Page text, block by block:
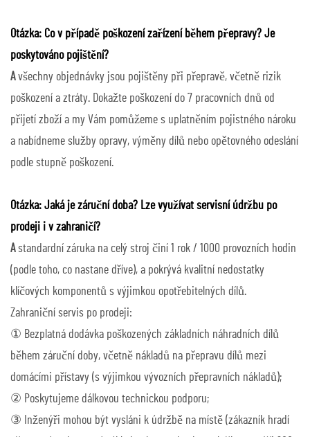
Otázka: Co v případě poškození zařízení během přepravy? Je
poskytováno pojištění?
Avšechny objednávky jsou pojištěny při přepravě, včetně rizik
poškození a ztráty. Dokažte poškození do 7 pracovních dnů od
přijetí zboží a my Vám pomůžeme s uplatněním pojistného nároku
a nabídneme služby opravy, výměny dílů nebo opětovného odeslání
podle stupně poškození.
Otázka: Jaká je záruční doba? Lze využívat servisní údržbu po
prodeji i v zahraničí?
Astandardní záruka na celý stroj činí 1 rok / 1000 provozních hodin
(podle toho, co nastane dříve), a pokrývá kvalitní nedostatky
klíčových komponentů s výjimkou opotřebitelných dílů.
Zahraniční servis po prodeji:
① Bezplatná dodávka poškozených základních náhradních dílů
během záruční doby, včetně nákladů na přepravu dílů mezi
domácími přístavy (s výjimkou vývozních přepravních nákladů);
② Poskytujeme dálkovou technickou podporu;
③ Inženýři mohou být vysláni k údržbě na místě (zákazník hradí